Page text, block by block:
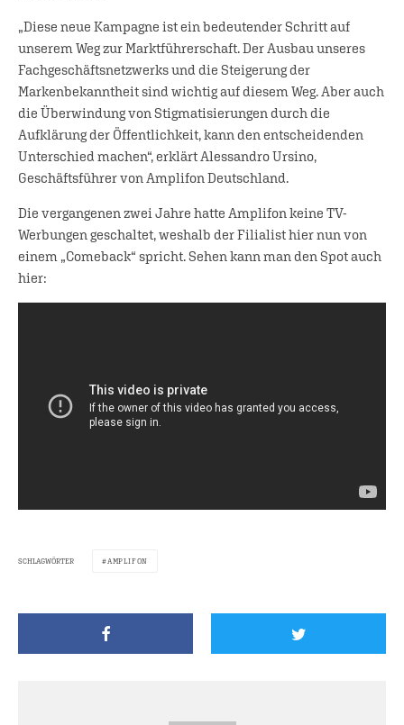
„Diese neue Kampagne ist ein bedeutender Schritt auf
unserem Weg zur Marktführerschaft. Der Ausbau unseres
Fachgeschäftsnetzwerks und die Steigerung der
Markenbekanntheit sind wichtig auf diesem Weg. Aber auch
die Überwindung von Stigmatisierungen durch die
Aufklärung der Öffentlichkeit, kann den entscheidenden
Unterschied machen“, erklärt Alessandro Ursino,
Geschäftsführer von Amplifon Deutschland.
Die vergangenen zwei Jahre hatte Amplifon keine TV-
Werbungen geschaltet, weshalb der Filialist hier nun von
einem „Comeback“ spricht. Sehen kann man den Spot auch
hier:
SCHLAGWÖRTER AMPLIFON